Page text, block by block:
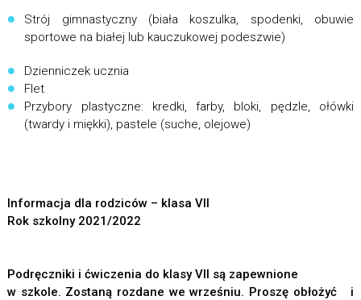
Strój gimnastyczny (biała koszulka, spodenki, obuwie
sportowe na białej lub kauczukowej podeszwie)
Dzienniczek ucznia
Flet
Przybory plastyczne: kredki, farby, bloki, pędzle, ołówki
(twardy i miękki), pastele (suche, olejowe)
Informacja dla rodziców – klasa VII
Rok szkolny 2021/2022
Podręczniki i ćwiczenia do klasy VII są zapewnione
w szkole. Zostaną rozdane we wrześniu. Proszę obłożyć i